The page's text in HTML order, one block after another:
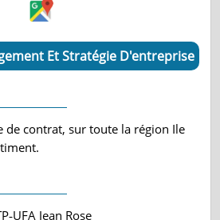
Et Stratégie D'entreprise
de contrat, sur toute la région Ile
Jean Rose